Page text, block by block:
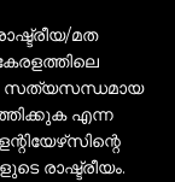
മത
സത്യസന്ധമായ
എന്ന
രാഷ്ട്രീയം.